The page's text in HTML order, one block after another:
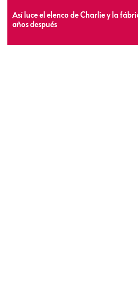
Así luce el elenco de Charlie y la
años después